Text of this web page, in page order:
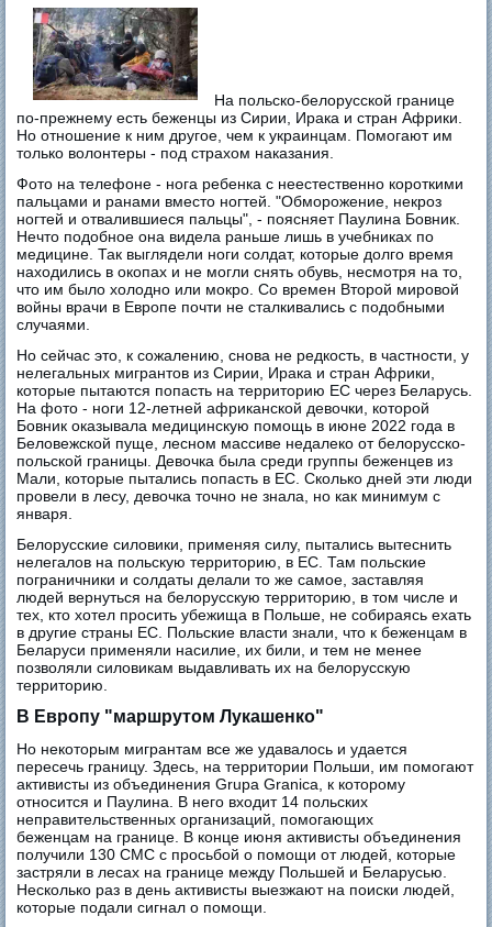
На польско-белорусской границе
по-прежнему есть беженцы из Сирии, Ирака и стран Африки.
Но отношение к ним другое, чем к украинцам. Помогают им
только волонтеры - под страхом наказания.
Фото на телефоне - нога ребенка с неестественно короткими
пальцами и ранами вместо ногтей. "Обморожение, некроз
ногтей и отвалившиеся пальцы", - поясняет Паулина Бовник.
Нечто подобное она видела раньше лишь в учебниках по
медицине. Так выглядели ноги солдат, которые долго время
находились в окопах и не могли снять обувь, несмотря на то,
что им было холодно или мокро. Со времен Второй мировой
войны врачи в Европе почти не сталкивались с подобными
случаями.
Но сейчас это, к сожалению, снова не редкость, в частности, у
нелегальных мигрантов из Сирии, Ирака и стран Африки,
которые пытаются попасть на территорию ЕС через Беларусь.
На фото - ноги 12-летней африканской девочки, которой
Бовник оказывала медицинскую помощь в июне 2022 года в
Беловежской пуще, лесном массиве недалеко от белорусско-
польской границы. Девочка была среди группы беженцев из
Мали, которые пытались попасть в ЕС. Сколько дней эти люди
провели в лесу, девочка точно не знала, но как минимум с
января.
Белорусские силовики, применяя силу, пытались вытеснить
нелегалов на польскую территорию, в ЕС. Там польские
пограничники и солдаты делали то же самое, заставляя
людей вернуться на белорусскую территорию, в том числе и
тех, кто хотел просить убежища в Польше, не собираясь ехать
в другие страны ЕС. Польские власти знали, что к беженцам в
Беларуси применяли насилие, их били, и тем не менее
позволяли силовикам выдавливать их на белорусскую
территорию.
В Европу "маршрутом Лукашенко"
Но некоторым мигрантам все же удавалось и удается
пересечь границу. Здесь, на территории Польши, им помогают
активисты из объединения Grupa Granica, к которому
относится и Паулина. В него входит 14 польских
неправительственных организаций, помогающих
беженцам на границе. В конце июня активисты объединения
получили 130 СМС с просьбой о помощи от людей, которые
застряли в лесах на границе между Польшей и Беларусью.
Несколько раз в день активисты выезжают на поиски людей,
которые подали сигнал о помощи.